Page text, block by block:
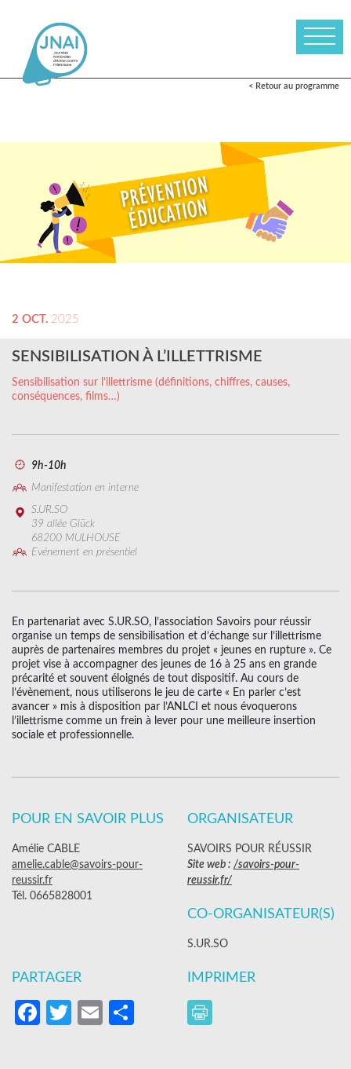
< Retour au programme
2 OCT. 2025
SENSIBILISATION À L’ILLETTRISME
Sensibilisation sur l’illettrisme (définitions, chiffres, causes,
conséquences, films…)
9h-10h
Manifestation en interne
S.UR.SO
39 allée Glück
68200 MULHOUSE
Evénement en présentiel
En partenariat avec S.UR.SO, l’association Savoirs pour réussir
organise un temps de sensibilisation et d’échange sur l’illettrisme
auprès de partenaires membres du projet « jeunes en rupture ». Ce
projet vise à accompagner des jeunes de 16 à 25 ans en grande
précarité et souvent éloignés de tout dispositif. Au cours de
l’évènement, nous utiliserons le jeu de carte « En parler c’est
avancer » mis à disposition par l’ANLCI et nous évoquerons
l’illettrisme comme un frein à lever pour une meilleure insertion
sociale et professionnelle.
POUR EN SAVOIR PLUS
Amélie CABLE
amelie.cable@savoirs-pour-
reussir.fr
Tél. 0665828001
ORGANISATEUR
SAVOIRS POUR RÉUSSIR
Site web : /savoirs-pour-
reussir.fr/
CO-ORGANISATEUR(S)
S.UR.SO
PARTAGER
Facebook
Twitter
EmailPartager
IMPRIMER